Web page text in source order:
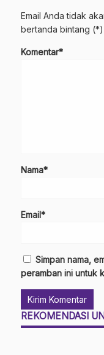
Email Anda tidak
bertanda bintang
Komentar*
Nama*
Email*
Simpan nama,
peramban ini untuk
REKOMENDASI